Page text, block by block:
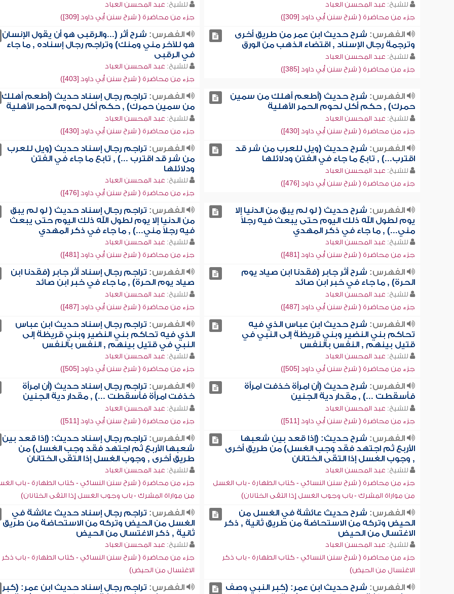
للشيخ: عبد المحسن العباد
جزء من محاضرة ( شرح سنن أبي داود [309])
للشيخ: عبد المحسن العباد
جزء من محاضرة ( شرح سنن أبي داود [309])
الفهرس: شرح حديث ابن عمر من طريق أخرى
وترجمة رجال الإسناد , اقتضاء الذهب من الورق
للشيخ: عبد المحسن العباد
جزء من محاضرة ( شرح سنن أبي داود [385])
الفهرس: شرح أثر (...والرقبى هو أن يقول الإنسان
هو للآخر مني ومنك) وتراجم رجال إسناده , ما جاء
في الرقبى
للشيخ: عبد المحسن العباد
جزء من محاضرة ( شرح سنن أبي داود [403])
الفهرس: شرح حديث (أطعم أهلك من سمين
حمرك) , حكم أكل لحوم الحمر الأهلية
للشيخ: عبد المحسن العباد
جزء من محاضرة ( شرح سنن أبي داود [430])
الفهرس: تراجم رجال إسناد حديث (أطعم أهلك
من سمين حمرك) , حكم أكل لحوم الحمر الأهلية
للشيخ: عبد المحسن العباد
جزء من محاضرة ( شرح سنن أبي داود [430])
الفهرس: شرح حديث (ويل للعرب من شر قد
اقترب...) , تابع ما جاء في الفتن ودلائلها
للشيخ: عبد المحسن العباد
جزء من محاضرة ( شرح سنن أبي داود [476])
الفهرس: تراجم رجال إسناد حديث (ويل للعرب
من شر قد اقترب ...) , تابع ما جاء في الفتن
ودلائلها
للشيخ: عبد المحسن العباد
جزء من محاضرة ( شرح سنن أبي داود [476])
الفهرس: شرح حديث ( لو لم يبق من الدنيا إلا
يوم لطول الله ذلك اليوم حتى يبعث فيه رجلاً
مني...) , ما جاء في ذكر المهدي
للشيخ: عبد المحسن العباد
جزء من محاضرة ( شرح سنن أبي داود [481])
الفهرس: تراجم رجال إسناد حديث ( لو لم يبق
من الدنيا إلا يوم لطول الله ذلك اليوم حتى يبعث
فيه رجلاً مني...) , ما جاء في ذكر المهدي
للشيخ: عبد المحسن العباد
جزء من محاضرة ( شرح سنن أبي داود [481])
الفهرس: شرح أثر جابر (فقدنا ابن صياد يوم
الحرة) , ما جاء في خبر ابن صائد
للشيخ: عبد المحسن العباد
جزء من محاضرة ( شرح سنن أبي داود [487])
الفهرس: تراجم رجال إسناد أثر جابر (فقدنا ابن
صياد يوم الحرة) , ما جاء في خبر ابن صائد
للشيخ: عبد المحسن العباد
جزء من محاضرة ( شرح سنن أبي داود [487])
الفهرس: شرح حديث ابن عباس الذي فيه
تحاكم بني النضير وبني قريظة إلى النبي في
قتيل بينهم , النفس بالنفس
للشيخ: عبد المحسن العباد
جزء من محاضرة ( شرح سنن أبي داود [505])
الفهرس: تراجم رجال إسناد حديث ابن عباس
الذي فيه تحاكم بني النضير وبني قريظة إلى
النبي في قتيل بينهم , النفس بالنفس
للشيخ: عبد المحسن العباد
جزء من محاضرة ( شرح سنن أبي داود [505])
الفهرس: شرح حديث (أن امرأة خذفت امرأة
فأسقطت ...) , مقدار دية الجنين
للشيخ: عبد المحسن العباد
جزء من محاضرة ( شرح سنن أبي داود [511])
الفهرس: تراجم رجال إسناد حديث (أن امرأة
خذفت امرأة فأسقطت ...) , مقدار دية الجنين
للشيخ: عبد المحسن العباد
جزء من محاضرة ( شرح سنن أبي داود [511])
الفهرس: شرح حديث: (إذا قعد بين شعبها
الأربع ثم اجتهد فقد وجب الغسل) من طريق أخرى
, وجوب الغسل إذا التقى الختانان
للشيخ: عبد المحسن العباد
جزء من محاضرة ( شرح سنن النسائي - كتاب الطهارة - باب الغسل
من مواراة المشرك - باب وجوب الغسل إذا التقى الختانان)
الفهرس: تراجم رجال إسناد حديث: (إذا قعد بين
شعبها الأربع ثم اجتهد فقد وجب الغسل) من
طريق أخرى , وجوب الغسل إذا التقى الختانان
للشيخ: عبد المحسن العباد
جزء من محاضرة ( شرح سنن النسائي - كتاب الطهارة - باب
من مواراة المشرك - باب وجوب الغسل إذا التقى الختانان)
الفهرس: شرح حديث عائشة في الغسل من
الحيض وتركه من الاستحاضة من طريق ثانية , ذكر
الاغتسال من الحيض
للشيخ: عبد المحسن العباد
جزء من محاضرة ( شرح سنن النسائي - كتاب الطهارة - باب ذكر
الاغتسال من الحيض)
الفهرس: تراجم رجال إسناد حديث عائشة في
الغسل من الحيض وتركه من الاستحاضة من طريق
ثانية , ذكر الاغتسال من الحيض
للشيخ: عبد المحسن العباد
جزء من محاضرة ( شرح سنن النسائي - كتاب الطهارة - باب ذكر
الاغتسال من الحيض)
الفهرس: شرح حديث ابن عمر: (كبر النبي وصف
الفهرس: تراجم رجال إسناد حديث ابن عمر: (كبر